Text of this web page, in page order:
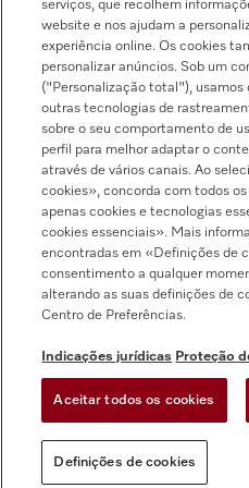
Pesquisa de distribuidores
Siga a Miele Professional
Proteção de dados
Condições gerais
Definições de cookies
serviços, que recolhem
website e nos ajudam a
experiência online. Os cookies
personalizar anúncios. Sob um
("Personalização total"), usamos
outras tecnologias de
sobre o seu comportamento de
perfil para melhor adaptar o
através de vários canais. Ao
cookies», concorda com todos
apenas cookies e tecnologias
cookies essenciais». Mais
encontradas em «Definições de
consentimento a qualquer
alterando as suas definições de
Centro de Preferências.
Indicações jurídicas Proteção
Aceitar todos os cookies
Definições de cookies